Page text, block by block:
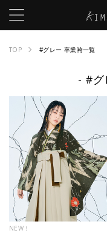
TOP #グレー 卒業袴一覧
#グ
NEW！